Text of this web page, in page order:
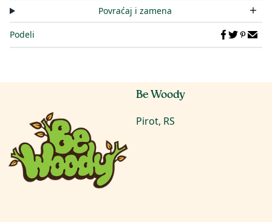
Povraćaj i zamena
Podeli
Be Woody
Pirot, RS